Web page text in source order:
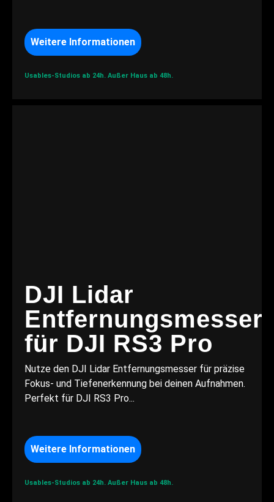
Weitere Informationen
Usables-Studios ab 24h. Außer Haus ab 48h.
DJI Lidar
Entfernungsmesser
für DJI RS3 Pro
Nutze den DJI Lidar Entfernungsmesser für präzise
Fokus- und Tiefenerkennung bei deinen Aufnahmen.
Perfekt für DJI RS3 Pro...
Weitere Informationen
Usables-Studios ab 24h. Außer Haus ab 48h.